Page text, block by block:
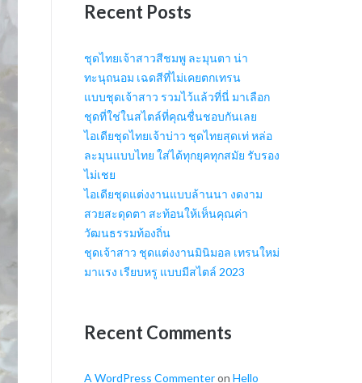
Recent Posts
ชุดไทยเจ้าสาวสีชมพู ละมุนตา น่า
ทะนุถนอม เฉดสีที่ไม่เคยตกเทรน
แบบชุดเจ้าสาว รวมไว้แล้วที่นี่ มาเลือก
ชุดที่ใช่ในสไตล์ที่คุณชื่นชอบกันเลย
ไอเดียชุดไทยเจ้าบ่าว ชุดไทยสุดเท่ หล่อ
ละมุนแบบไทย ใส่ได้ทุกยุคทุกสมัย รับรอง
ไม่เชย
ไอเดียชุดแต่งงานแบบล้านนา งดงาม
สวยสะดุดตา สะท้อนให้เห็นคุณค่า
วัฒนธรรมท้องถิ่น
ชุดเจ้าสาว ชุดแต่งงานมินิมอล เทรนใหม่
มาแรง เรียบหรู แบบมีสไตล์ 2023
Recent Comments
A WordPress Commenteron Hello